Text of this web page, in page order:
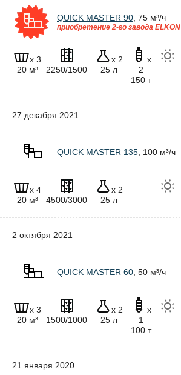
QUICK MASTER 90 , 75 м³/ч
приобретение 2-го завода ELKON
x 3
20 м³
2250/1500
x 2
25 л
x
2
150 т
27 декабря 2021
QUICK MASTER 135 , 100 м³/ч
x 4
20 м³
4500/3000
x 2
25 л
2 октября 2021
QUICK MASTER 60 , 50 м³/ч
x 3
20 м³
1500/1000
x 2
25 л
x
1
100 т
21 января 2020